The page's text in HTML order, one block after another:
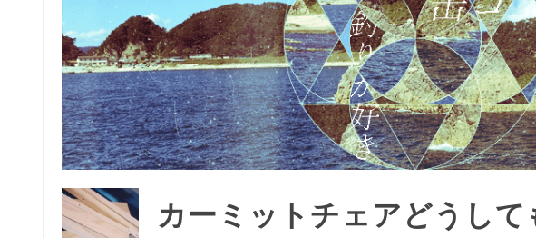
カーミットチェアどうし